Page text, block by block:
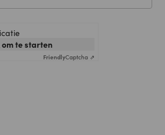
om te starten
FriendlyCaptcha ⇗